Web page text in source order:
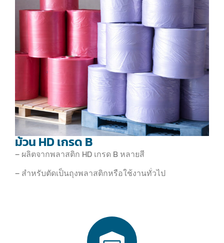
ม้วน HD เกรด B
– ผลิตจากพลาสติก HD เกรด B หลายสี
– สำหรับตัดเป็นถุงพลาสติกหรือใช้งานทั่วไป